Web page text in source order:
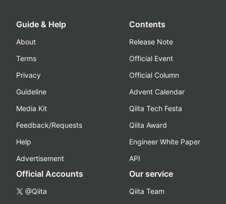
Guide & Help
About
Terms
Privacy
Guideline
Media Kit
Feedback/Requests
Help
Advertisement
Contents
Release Note
Official Event
Official Column
Advent Calendar
Qiita Tech Festa
Qiita Award
Engineer White Paper
API
Official Accounts
@Qiita
Our service
Qiita Team